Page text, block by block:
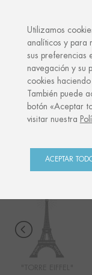
Shop París
Utilizamos
analíticos y para
sus preferencias
navegación y su
cookies
También puede
botón «Aceptar
visitar nuestra
ACEPTAR